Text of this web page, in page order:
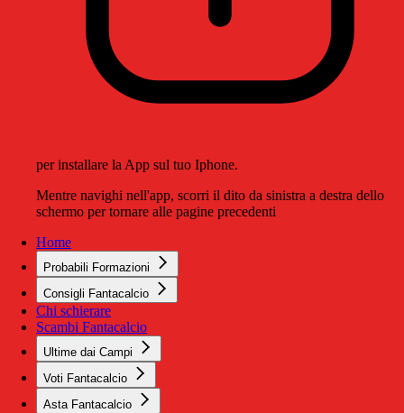
per installare la App sul tuo Iphone.
Mentre navighi nell'app, scorri il dito da sinistra a destra dello
schermo per tornare alle pagine precedenti
Home
Probabili Formazioni
Consigli Fantacalcio
Chi schierare
Scambi Fantacalcio
Ultime dai Campi
Voti Fantacalcio
Asta Fantacalcio